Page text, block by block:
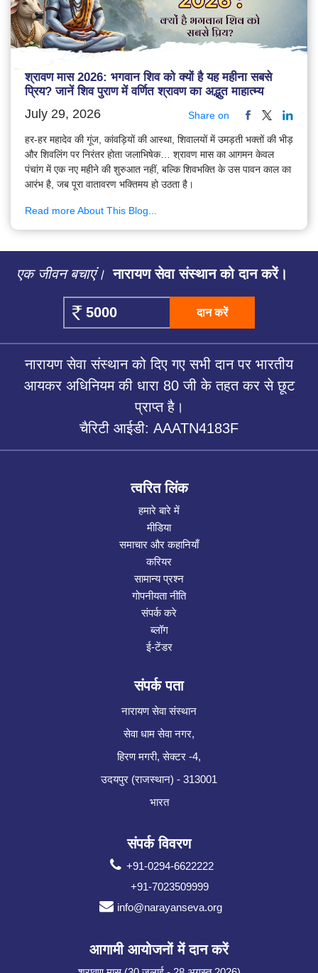
श्रावण मास 2026: भगवान शिव को क्यों है यह महीना सबसे
प्रिय? जानें शिव पुराण में वर्णित श्रावण का अद्भुत माहात्म्य
July 29, 2026 Share on
हर-हर महादेव की गूंज, कांवड़ियों की आस्था, शिवालयों में उमड़ती भक्तों की भीड़
और शिवलिंग पर निरंतर होता जलाभिषेक… श्रावण मास का आगमन केवल
पंचांग में एक नए महीने की शुरुआत नहीं, बल्कि शिवभक्ति के उस पावन काल का
आरंभ है, जब पूरा वातावरण भक्तिमय हो उठता है।
Read more About This Blog...
एक जीवन बचाएं। नारायण सेवा संस्थान को दान करें।
दान करें
नारायण सेवा संस्थान को दिए गए सभी दान पर भारतीय
आयकर अधिनियम की धारा 80 जी के तहत कर से छूट
प्राप्त है।
चैरिटी आईडी: AAATN4183F
त्वरित लिंक
हमारे बारे में
मीडिया
समाचार और कहानियाँ
करियर
सामान्य प्रश्न
गोपनीयता नीति
संपर्क करे
ब्लॉग
ई-टेंडर
संपर्क पता
नारायण सेवा संस्थान
सेवा धाम सेवा नगर,
हिरण मगरी, सेक्टर -4,
उदयपुर (राजस्थान) - 313001
भारत
संपर्क विवरण
+91-0294-6622222
+91-7023509999
info@narayanseva.org
आगामी आयोजनों में दान करें